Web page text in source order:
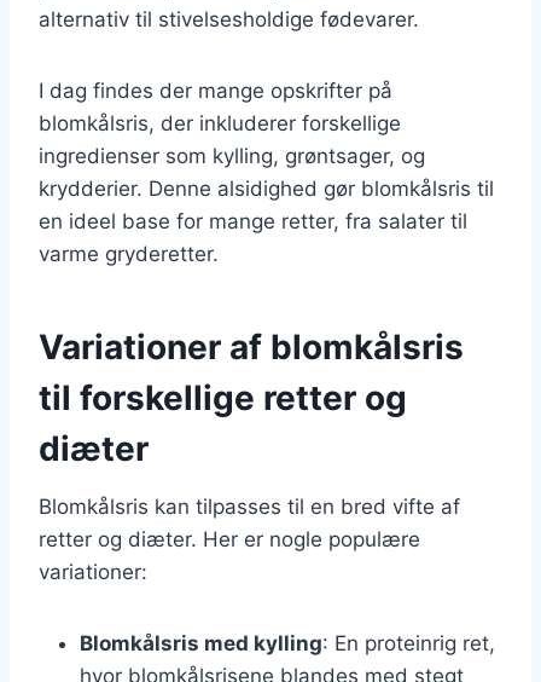
alternativ til stivelsesholdige fødevarer.
I dag findes der mange opskrifter på
blomkålsris, der inkluderer forskellige
ingredienser som kylling, grøntsager, og
krydderier. Denne alsidighed gør blomkålsris til
en ideel base for mange retter, fra salater til
varme gryderetter.
Variationer af blomkålsris
til forskellige retter og
diæter
Blomkålsris kan tilpasses til en bred vifte af
retter og diæter. Her er nogle populære
variationer:
Blomkålsris med kylling: En proteinrig ret,
hvor blomkålsrisene blandes med stegt